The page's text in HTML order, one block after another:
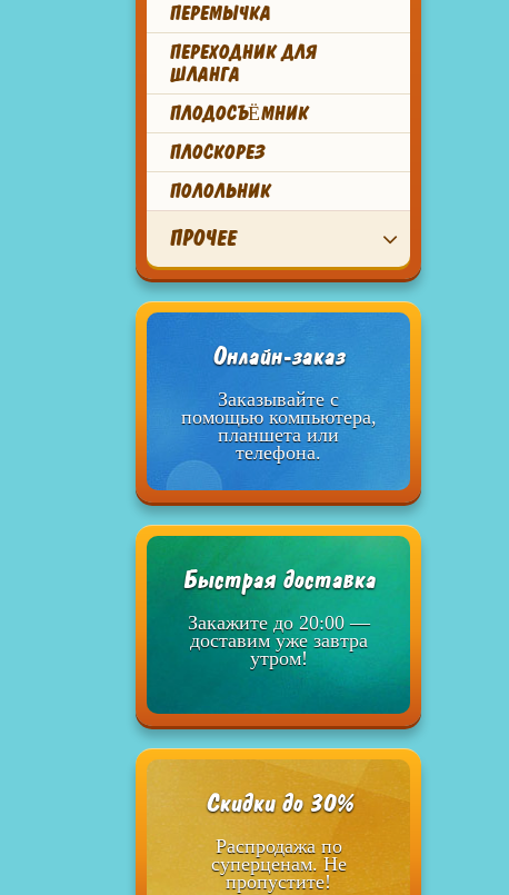
ПЕРЕМЫЧКА
ПЕРЕХОДНИК ДЛЯ
ШЛАНГА
ПЛОДОСЪЁМНИК
ПЛОСКОРЕЗ
ПОЛОЛЬНИК
ПРОЧЕЕ
Онлайн-заказ
Заказывайте с
помощью компьютера,
планшета или
телефона.
Быстрая доставка
Закажите до 20:00 —
доставим уже завтра
утром!
Скидки до 30%
Распродажа по
суперценам. Не
пропустите!